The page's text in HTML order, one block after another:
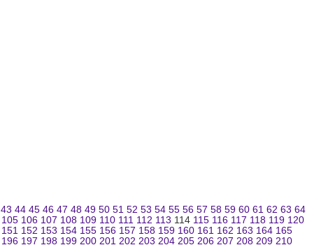
43 44 45 46 47 48 49 50 51 52 53 54 55 56 57 58 59 60 61 62 63 64
105 106 107 108 109 110 111 112 113 114 115 116 117 118 119 120
151 152 153 154 155 156 157 158 159 160 161 162 163 164 165
196 197 198 199 200 201 202 203 204 205 206 207 208 209 210